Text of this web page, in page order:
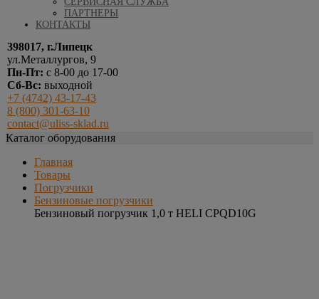
ПАРТНЕРЫ
КОНТАКТЫ
398017, г.Липецк
ул.Металлургов, 9
Пн-Пт: с 8-00 до 17-00
Сб-Вс: выходной
+7 (4742) 43-17-43
8 (800) 301-63-10
contact@uliss-sklad.ru
Каталог оборудования
Главная
Товары
Погрузчики
Бензиновые погрузчики
Бензиновый погрузчик 1,0 т HELI CPQD10G